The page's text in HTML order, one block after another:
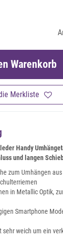
Merkliste
Warenkorb
Handy
und langen
zum Umhängen
in Metallic Optik,
Smartphone
weich um ein